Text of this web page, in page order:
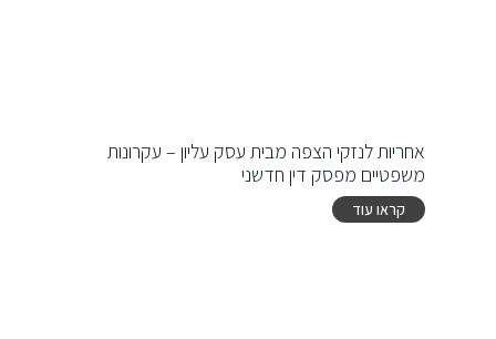
אחריות לנזקי הצפה מבית עסק עליון – עקרונות
משפטיים מפסק דין חדשני
קראו עוד